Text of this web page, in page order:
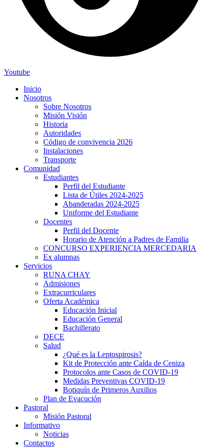
Youtube
Inicio
Nosotros
Sobre Nosotros
Misión Visión
Historia
Autoridades
Código de convivencia 2026
Instalaciones
Transporte
Comunidad
Estudiantes
Perfil del Estudiante
Lista de Útiles 2024-2025
Abanderadas 2024-2025
Uniforme del Estudiante
Docentes
Perfil del Docente
Horario de Atención a Padres de Familia
CONCURSO EXPERIENCIA MERCEDARIA
Ex alumnas
Servicios
RUNA CHAY
Admisiones
Extracurriculares
Oferta Académica
Educación Inicial
Educación General
Bachillerato
DECE
Salud
¿Qué es la Leptospirosis?
Kit de Protección ante Caída de Ceniza
Protocolos ante Casos de COVID-19
Medidas Preventivas COVID-19
Botiquín de Primeros Auxilios
Plan de Evacución
Pastoral
Misión Pastoral
Informativo
Noticias
Contactos